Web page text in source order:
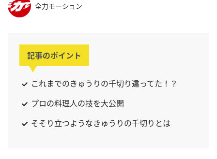
全力モーション
記事のポイント
これまでのきゅうりの千切り違ってた！？
プロの料理人の技を大公開
そそり立つようなきゅうりの千切りとは